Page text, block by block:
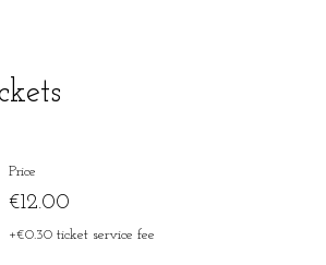
Price
€12.00
+€0.30 ticket service fee